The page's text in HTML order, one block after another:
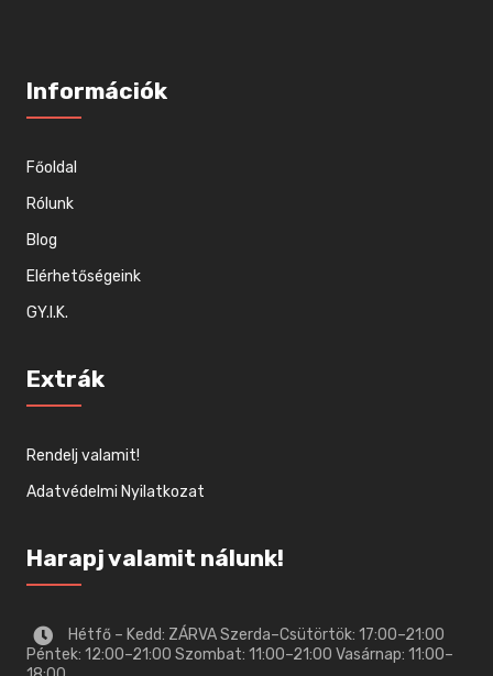
Információk
Főoldal
Rólunk
Blog
Elérhetőségeink
GY.I.K.
Extrák
Rendelj valamit!
Adatvédelmi Nyilatkozat
Harapj valamit nálunk!
Hétfő – Kedd: ZÁRVA Szerda–Csütörtök: 17:00–21:00
Péntek: 12:00–21:00 Szombat: 11:00–21:00 Vasárnap: 11:00–